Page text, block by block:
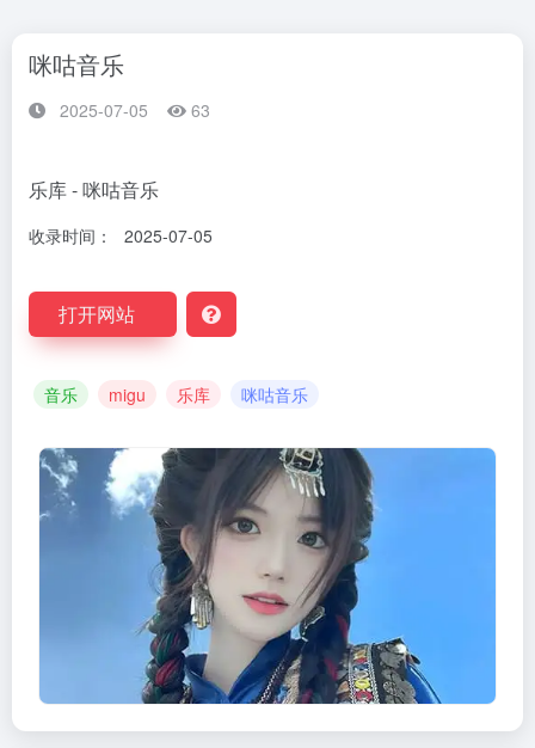
咪咕音乐
2025-07-05 63
乐库 - 咪咕音乐
收录时间： 2025-07-05
打开网站
音乐 migu 乐库 咪咕音乐